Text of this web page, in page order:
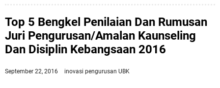
Top 5 Bengkel Penilaian Dan Rumusan
Juri Pengurusan/Amalan Kaunseling
Dan Disiplin Kebangsaan 2016
September 22, 2016 inovasi pengurusan UBK